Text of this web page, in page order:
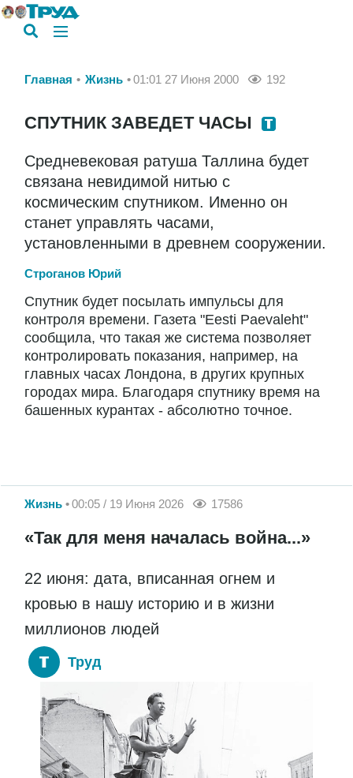
Главная Жизнь 01:01 27 Июня 2000 192
СПУТНИК ЗАВЕДЕТ ЧАСЫ
Средневековая ратуша Таллина будет
связана невидимой нитью с
космическим спутником. Именно он
станет управлять часами,
установленными в древнем сооружении.
Строганов Юрий
Спутник будет посылать импульсы для
контроля времени. Газета "Eesti Paevaleht"
сообщила, что такая же система позволяет
контролировать показания, например, на
главных часах Лондона, в других крупных
городах мира. Благодаря спутнику время на
башенных курантах - абсолютно точное.
Жизнь 00:05 / 19 Июня 2026 17586
«Так для меня началась война...»
22 июня: дата, вписанная огнем и
кровью в нашу историю и в жизни
миллионов людей
Труд